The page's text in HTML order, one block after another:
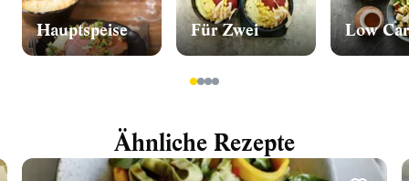
Hauptspeise Für Zwei Low
1234
Ähnliche Rezepte